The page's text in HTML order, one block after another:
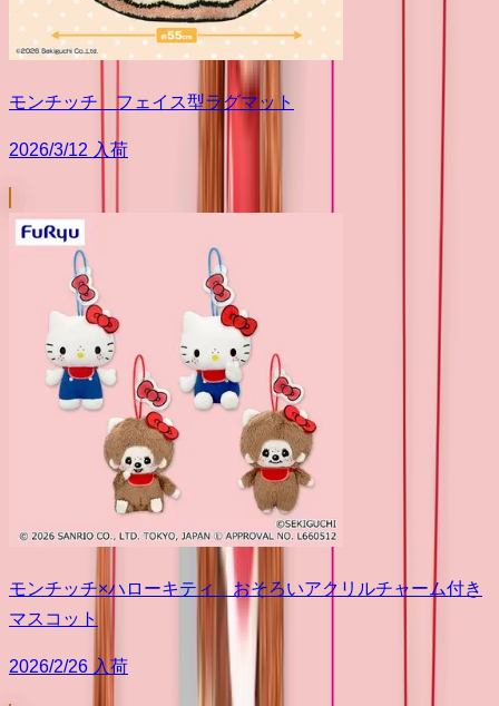
モンチッチ フェイス型ラグマット
2026/3/12 入荷
モンチッチ×ハローキティ おそろいアクリルチャーム付き
マスコット
2026/2/26 入荷